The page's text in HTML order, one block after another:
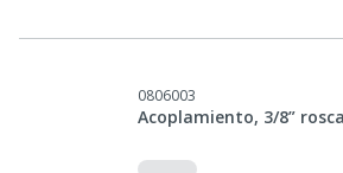
0806003
Acoplamiento, 3/8”